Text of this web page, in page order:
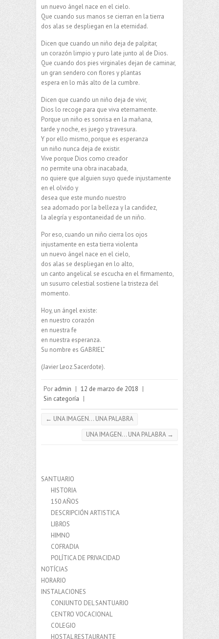
un nuevo ángel nace en el cielo.
Que cuando sus manos se cierran en la tierra
dos alas se despliegan en la eternidad.
Dicen que cuando un niño deja de palpitar,
un corazón limpio y puro late junto al de Dios.
Que cuando dos pies virginales dejan de caminar,
un gran sendero con flores y plantas
espera en lo más alto de la cumbre.
Dicen que cuando un niño deja de vivir,
Dios lo recoge para que viva eternamente.
Porque un niño es sonrisa en la mañana,
tarde y noche, es juego y travesura.
Y por ello mismo, porque es esperanza
un niño nunca deja de existir.
Vive porque Dios como creador
no permite una obra inacabada,
no quiere que alguien suyo quede injustamente
en el olvido y
desea que este mundo nuestro
sea adornado por la belleza y la candidez,
la alegría y espontaneidad de un niño.
Por eso, cuando un niño cierra los ojos
injustamente en esta tierra violenta
un nuevo ángel nace en el cielo,
dos alas se despliegan en lo alto,
un canto angelical se escucha en el firmamento,
un susurro celestial sostiene la tristeza del
momento.
Hoy, un ángel existe:
en nuestro corazón
en nuestra fe
en nuestra esperanza.
Su nombre es GABRIEL”
(Javier Leoz.Sacerdote).
Por admin | 12 de marzo de 2018 |
Sin categoría |
← UNA IMAGEN… UNA PALABRA
UNA IMAGEN… UNA PALABRA →
SANTUARIO
HISTORIA
150 AÑOS
DESCRIPCIÓN ARTISTICA
LIBROS
HIMNO
COFRADIA
POLÍTICA DE PRIVACIDAD
NOTÍCIAS
HORARIO
INSTALACIONES
CONJUNTO DEL SANTUARIO
CENTRO VOCACIONAL
COLEGIO
HOSTAL RESTAURANTE